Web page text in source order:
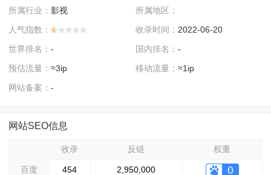
所属行业： 影视
所属地区：
人气指数：
收录时间： 2022-06-20
世界排名： - 国内排名： -
预估流量： ≈3ip 移动流量： ≈1ip
网站备案： -
网站SEO信息
收录 反链 权重
百度 454 2,950,000